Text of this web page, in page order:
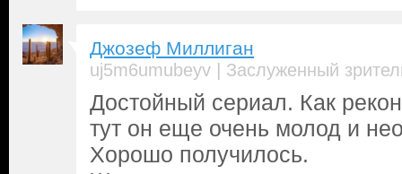
Джозеф Миллиган
uj5m6umubeyv | Заслуженный
Достойный сериал. Как
тут он еще очень молод и
Хорошо получилось.